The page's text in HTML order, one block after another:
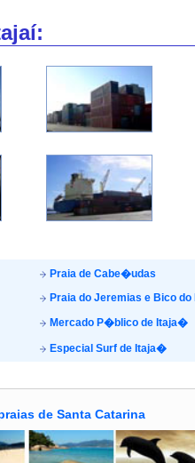
Praia de Cabe�udas
Praia do Jeremias e Bico do
Mercado P�blico de Itaja�
Especial Surf de Itaja�
de Santa Catarina